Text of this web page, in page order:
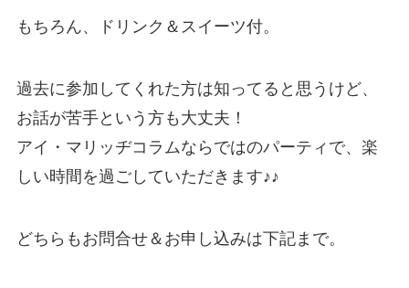
もちろん、ドリンク＆スイーツ付。
過去に参加してくれた方は知ってると思うけど、
お話が苦手という方も大丈夫！
アイ・マリッヂコラムならではのパーティで、楽
しい時間を過ごしていただきます♪♪
どちらもお問合せ＆お申し込みは下記まで。